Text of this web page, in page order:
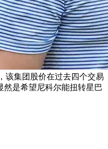
该集团股价在过去四个交易
然是希望尼科尔能扭转星巴